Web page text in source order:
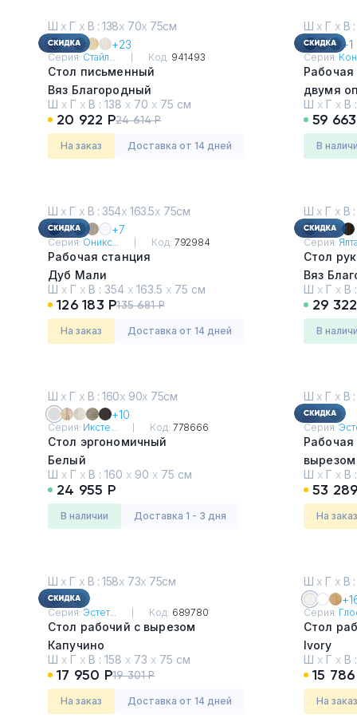
Ш х Г х В : 138х 70х 75см
+23
Серия: Стайл... Код: 941493
Стол письменный
Вяз Благородный
Ш х Г х В : 138 х 70 х 75 см
20 922 Р24 614 Р
На заказ Доставка от 14 дней
Ш х Г х В
+1
Серия:
Рабочая
двумя
Дуб
Ш х Г х В :
59
в
Ш х Г х В : 354х 163.5х 75см
+7
Серия: Оникс... Код: 792984
Рабочая станция
Дуб Мали
Ш х Г х В : 354 х 163.5 х 75 см
126 183 Р135 681 Р
На заказ Доставка от 14 дней
Ш х Г х В
Серия:
Стол
Вяз
Ш х Г х В :
29
в
Ш х Г х В : 160х 90х 75см
+10
Серия: Иксте... Код: 778666
Стол эргономичный
Белый
Ш х Г х В : 160 х 90 х 75 см
24 955 Р
в наличии Доставка 1 - 3 дня
Ш х Г х В
Серия:
вырезом
Капучино
Ш х Г х В :
53
На заказ
Ш х Г х В : 158х 73х 75см
Серия:Эстет... Код: 689780
Стол рабочий с вырезом
Капучино
Ш х Г х В : 158 х 73 х 75 см
17 950 Р19 301 Р
На заказ Доставка от 14 дней
Ш х Г х В
Серия:
Стол
Ivory
Ш х Г х В :
15
На заказ